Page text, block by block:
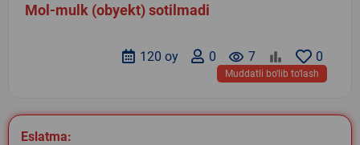
Mol-mulk (obyekt) sotilmadi
0
remove_red_eye 7
0
120 oy
Muddatli bo‘lib to‘lash
Eslatma: